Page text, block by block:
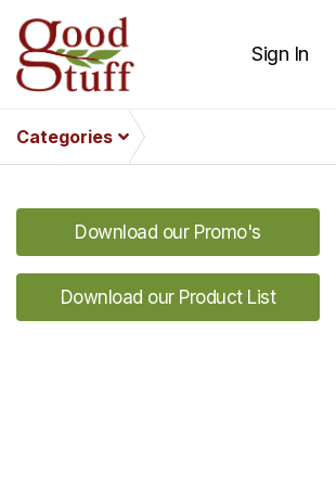
Sign In
Categories
Download our Promo's
Download our Product List